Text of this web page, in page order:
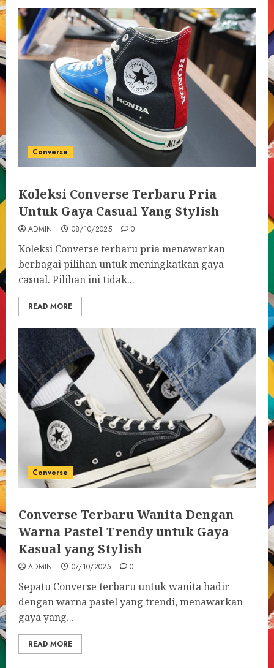
Converse
Koleksi Converse Terbaru Pria
Untuk Gaya Casual Yang Stylish
ADMIN 08/10/2025 0
Koleksi Converse terbaru pria menawarkan
berbagai pilihan untuk meningkatkan gaya
casual. Pilihan ini tidak...
READ MORE
Converse
Converse Terbaru Wanita Dengan
Warna Pastel Trendy untuk Gaya
Kasual yang Stylish
ADMIN 07/10/2025 0
Sepatu Converse terbaru untuk wanita hadir
dengan warna pastel yang trendi, menawarkan
gaya yang...
READ MORE